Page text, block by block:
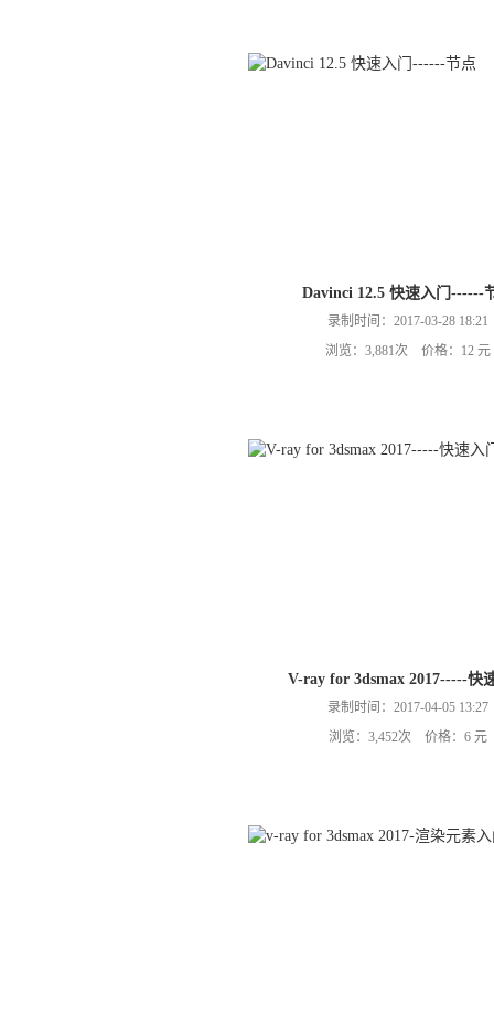
Davinci 12.5 快速入门------
录制时间：2017-03-28 18:21
浏览：3,881次 价格：12 元
V-ray for 3dsmax 2017-----快
录制时间：2017-04-05 13:27
浏览：3,452次 价格：6 元